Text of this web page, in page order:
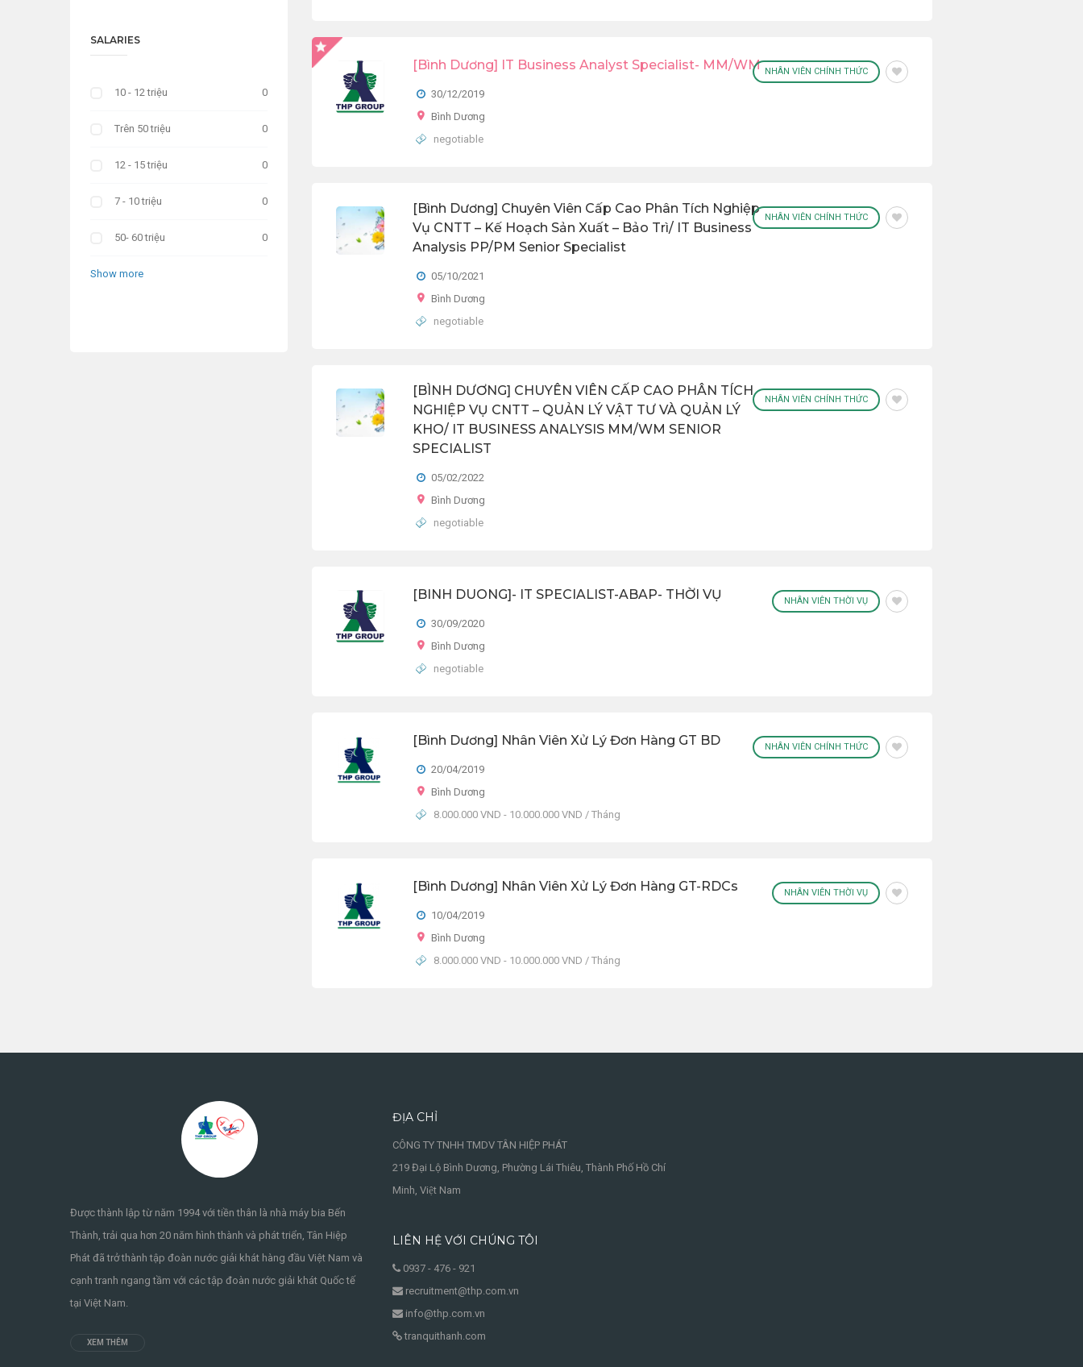
SALARIES
10 - 12 triệu 0
Trên 50 triệu 0
12 - 15 triệu 0
7 - 10 triệu 0
50- 60 triệu 0
Show more
[Bình Dương] IT Business Analyst Specialist- MM/WM
30/12/2019
Bình Dương
negotiable
NHÂN VIÊN CHÍNH THỨC
[Bình Dương] Chuyên Viên Cấp Cao Phân Tích Nghiệp
Vụ CNTT – Kế Hoạch Sản Xuất – Bảo Trì/ IT Business
Analysis PP/PM Senior Specialist
05/10/2021
Bình Dương
negotiable
NHÂN VIÊN CHÍNH THỨC
[BÌNH DƯƠNG] CHUYÊN VIÊN CẤP CAO PHÂN TÍCH
NGHIỆP VỤ CNTT – QUẢN LÝ VẬT TƯ VÀ QUẢN LÝ
KHO/ IT BUSINESS ANALYSIS MM/WM SENIOR
SPECIALIST
05/02/2022
Bình Dương
negotiable
NHÂN VIÊN CHÍNH THỨC
[BINH DUONG]- IT SPECIALIST-ABAP- THỜI VỤ
30/09/2020
Bình Dương
negotiable
NHÂN VIÊN THỜI VỤ
[Bình Dương] Nhân Viên Xử Lý Đơn Hàng GT BD
20/04/2019
Bình Dương
8.000.000 VND - 10.000.000 VND / Tháng
NHÂN VIÊN CHÍNH THỨC
[Bình Dương] Nhân Viên Xử Lý Đơn Hàng GT-RDCs
10/04/2019
Bình Dương
8.000.000 VND - 10.000.000 VND / Tháng
NHÂN VIÊN THỜI VỤ
Được thành lập từ năm 1994 với tiền thân là nhà máy bia Bến
Thành, trải qua hơn 20 năm hình thành và phát triển, Tân Hiệp
Phát đã trở thành tập đoàn nước giải khát hàng đầu Việt Nam và
cạnh tranh ngang tầm với các tập đoàn nước giải khát Quốc tế
tại Việt Nam.
XEM THÊM
ĐỊA CHỈ
CÔNG TY TNHH TMDV TÂN HIỆP PHÁT
219 Đại Lộ Bình Dương, Phường Lái Thiêu, Thành Phố Hồ Chí
Minh, Việt Nam
LIÊN HỆ VỚI CHÚNG TÔI
0937 - 476 - 921
recruitment@thp.com.vn
info@thp.com.vn
tranquithanh.com